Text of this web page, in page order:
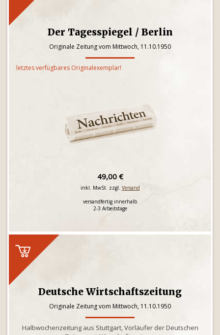
Der Tagesspiegel / Berlin
Originale Zeitung vom Mittwoch, 11.10.1950
letztes verfügbares Originalexemplar!
49,00 €
inkl. MwSt. zzgl. Versand
versandfertig innerhalb
2-3 Arbeitstage
Deutsche Wirtschaftszeitung
Originale Zeitung vom Mittwoch, 11.10.1950
Halbwochenzeitung aus Stuttgart, Vorläufer der Deutschen